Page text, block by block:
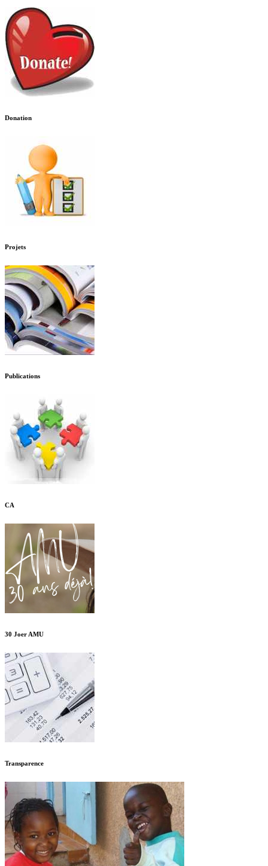
Donation
Projets
Publications
CA
30 Joer AMU
Transparence